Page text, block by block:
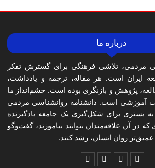
درباره ما
مردمی، تلاشی فرهنگی برای گسترش تفکر
ایران است. هر مقاله، ترجمه و یادداشت،
پژوهش و بازنگری بوده است. چشم‌انداز ما
آموزشی است. دانشنامه روانشناسی مردمی
بستری برای شکل‌گیری یک جامعه یادگیرنده
در آن علاقه‌مندان بتوانند بیاموزند، گفت‌وگو
روان انسان، رشد کنند.